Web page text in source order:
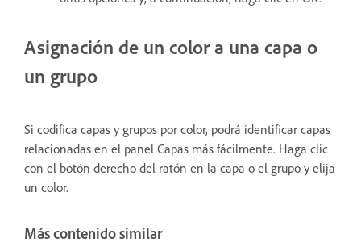
Asignación de un color a una capa o
un grupo
Si codifica capas y grupos por color, podrá identificar capas
relacionadas en el panel Capas más fácilmente. Haga clic
con el botón derecho del ratón en la capa o el grupo y elija
un color.
Más contenido similar